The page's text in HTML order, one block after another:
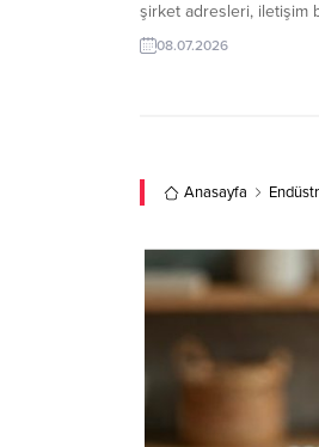
şirket adresleri, iletişim
oldukları konular. Reçel
şirketleri listesiyle hedef
değerlendirin ve küresel
08.07.2026
Anasayfa